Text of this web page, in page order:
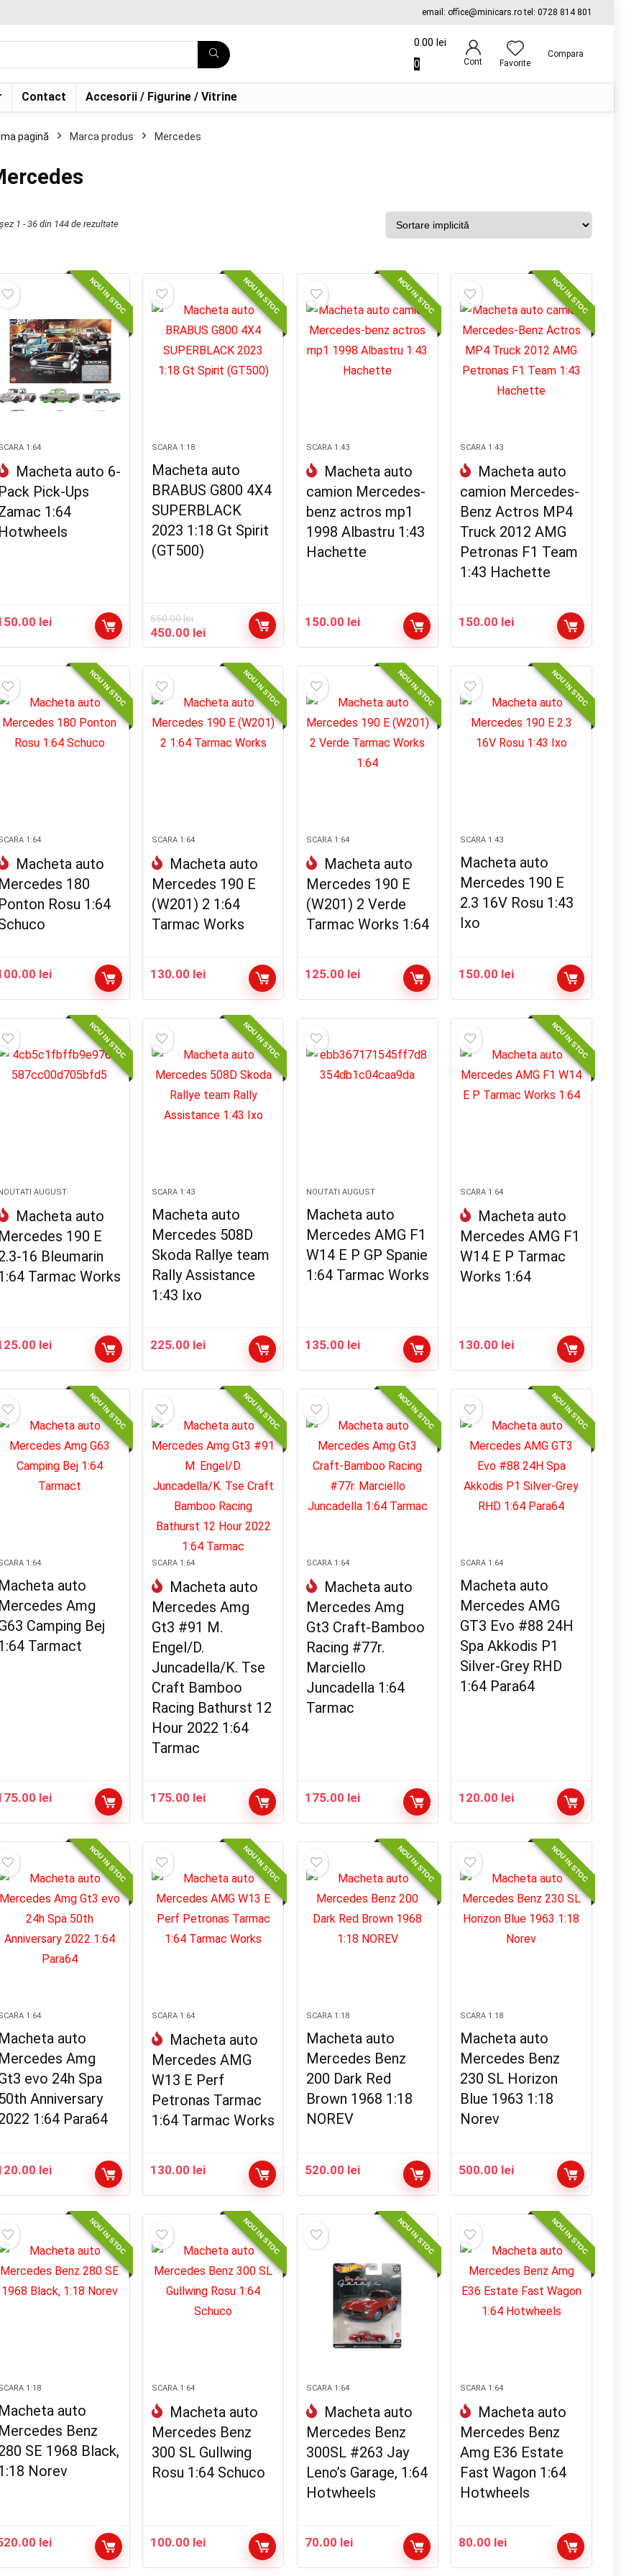
email: office@minicars.ro tel: 0728 814 801
0.00 lei
0
Cont Favorite
Compara
Contact Accesorii / Figurine / Vitrine
pagină Marca produs Mercedes
1 - 36 din 144 de rezultate
NOU IN STOC
1:64
Macheta auto 6-
Pack Pick-Ups
1:64
Hotwheels
lei
NOU IN STOC
SCARA 1:18
Macheta auto
BRABUS G800 4X4
SUPERBLACK
2023 1:18 Gt Spirit
(GT500)
550.00lei
Prețul
inițial
550.00 lei.
450.00 leiPrețul
curent
este:
450.00 lei.
NOU IN STOC
SCARA 1:43
Macheta auto
camion Mercedes-
benz actros mp1
1998 Albastru 1:43
Hachette
150.00 lei
NOU IN STOC
SCARA 1:43
Macheta auto
camion Mercedes-
Benz Actros MP4
Truck 2012 AMG
Petronas F1 Team
1:43 Hachette
150.00 lei
NOU IN STOC
1:64
Macheta auto
Mercedes 180
Ponton Rosu 1:64
lei
NOU IN STOC
SCARA 1:64
Macheta auto
Mercedes 190 E
(W201) 2 1:64
Tarmac Works
130.00 lei
NOU IN STOC
SCARA 1:64
Macheta auto
Mercedes 190 E
(W201) 2 Verde
Tarmac Works 1:64
125.00 lei
NOU IN STOC
SCARA 1:43
Macheta auto
Mercedes 190 E
2.3 16V Rosu 1:43
Ixo
150.00 lei
NOU IN STOC
AUGUST
Macheta auto
Mercedes 190 E
16 Bleumarin
Tarmac Works
lei
NOU IN STOC
SCARA 1:43
Macheta auto
Mercedes 508D
Skoda Rallye team
Rally Assistance
1:43 Ixo
225.00 lei
NOUTATI AUGUST
Macheta auto
Mercedes AMG F1
W14 E P GP Spanie
1:64 Tarmac Works
135.00 lei
NOU IN STOC
SCARA 1:64
Macheta auto
Mercedes AMG F1
W14 E P Tarmac
Works 1:64
130.00 lei
NOU IN STOC
1:64
Macheta auto
Mercedes Amg
Camping Bej
Tarmact
lei
NOU IN STOC
SCARA 1:64
Macheta auto
Mercedes Amg
Gt3 #91 M.
Engel/D.
Juncadella/K. Tse
Craft Bamboo
Racing Bathurst 12
Hour 2022 1:64
Tarmac
175.00 lei
NOU IN STOC
SCARA 1:64
Macheta auto
Mercedes Amg
Gt3 Craft-Bamboo
Racing #77r.
Marciello
Juncadella 1:64
Tarmac
175.00 lei
NOU IN STOC
SCARA 1:64
Macheta auto
Mercedes AMG
GT3 Evo #88 24H
Spa Akkodis P1
Silver-Grey RHD
1:64 Para64
120.00 lei
NOU IN STOC
1:64
Macheta auto
Mercedes Amg
evo 24h Spa
50th Anniversary
1:64 Para64
lei
NOU IN STOC
SCARA 1:64
Macheta auto
Mercedes AMG
W13 E Perf
Petronas Tarmac
1:64 Tarmac Works
130.00 lei
NOU IN STOC
SCARA 1:18
Macheta auto
Mercedes Benz
200 Dark Red
Brown 1968 1:18
NOREV
520.00 lei
NOU IN STOC
SCARA 1:18
Macheta auto
Mercedes Benz
230 SL Horizon
Blue 1963 1:18
Norev
500.00 lei
NOU IN STOC
1:18
Macheta auto
Mercedes Benz
SE 1968 Black,
Norev
lei
NOU IN STOC
SCARA 1:64
Macheta auto
Mercedes Benz
300 SL Gullwing
Rosu 1:64 Schuco
100.00 lei
NOU IN STOC
SCARA 1:64
Macheta auto
Mercedes Benz
300SL #263 Jay
Leno’s Garage, 1:64
Hotwheels
70.00 lei
NOU IN STOC
SCARA 1:64
Macheta auto
Mercedes Benz
Amg E36 Estate
Fast Wagon 1:64
Hotwheels
80.00 lei